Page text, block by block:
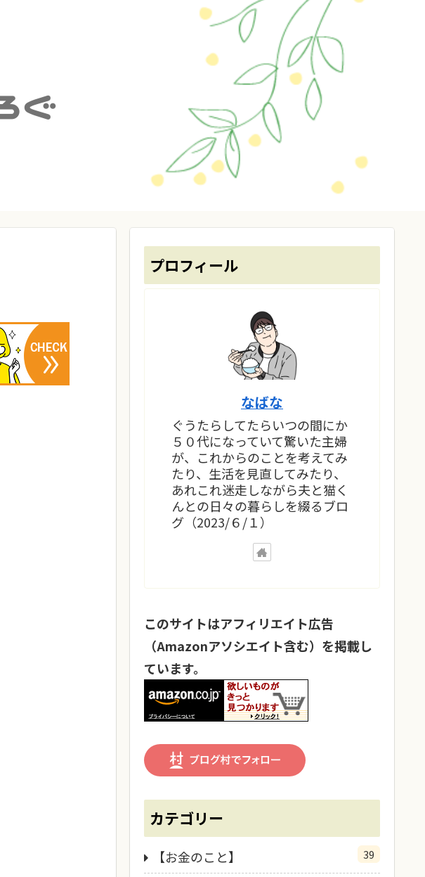
プロフィール
なばな
ぐうたらしてたらいつの間にか
５０代になっていて驚いた主婦
が、これからのことを考えてみ
たり、生活を見直してみたり、
あれこれ迷走しながら夫と猫く
んとの日々の暮らしを綴るブロ
グ（2023/６/１）
このサイトはアフィリエイト広告
（Amazonアソシエイト含む）を掲載し
ています。
カテゴリー
【お金のこと】 39